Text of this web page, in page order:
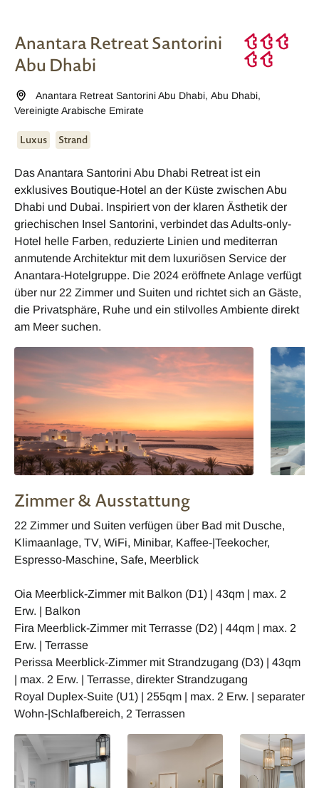
Anantara Retreat Santorini
Abu Dhabi
Anantara Retreat Santorini Abu Dhabi,Abu Dhabi,
Vereinigte Arabische Emirate
Luxus Strand
Das Anantara Santorini Abu Dhabi Retreat ist ein
exklusives Boutique-Hotel an der Küste zwischen Abu
Dhabi und Dubai. Inspiriert von der klaren Ästhetik der
griechischen Insel Santorini, verbindet das Adults-only-
Hotel helle Farben, reduzierte Linien und mediterran
anmutende Architektur mit dem luxuriösen Service der
Anantara-Hotelgruppe. Die 2024 eröffnete Anlage verfügt
über nur 22 Zimmer und Suiten und richtet sich an Gäste,
die Privatsphäre, Ruhe und ein stilvolles Ambiente direkt
am Meer suchen.
Zimmer & Ausstattung
22 Zimmer und Suiten verfügen über Bad mit Dusche,
Klimaanlage, TV, WiFi, Minibar, Kaffee-|Teekocher,
Espresso-Maschine, Safe, Meerblick
Oia Meerblick-Zimmer mit Balkon (D1) | 43qm | max. 2
Erw. | Balkon
Fira Meerblick-Zimmer mit Terrasse (D2) | 44qm | max. 2
Erw. | Terrasse
Perissa Meerblick-Zimmer mit Strandzugang (D3) | 43qm
| max. 2 Erw. | Terrasse, direkter Strandzugang
Royal Duplex-Suite (U1) | 255qm | max. 2 Erw. | separater
Wohn-|Schlafbereich, 2 Terrassen